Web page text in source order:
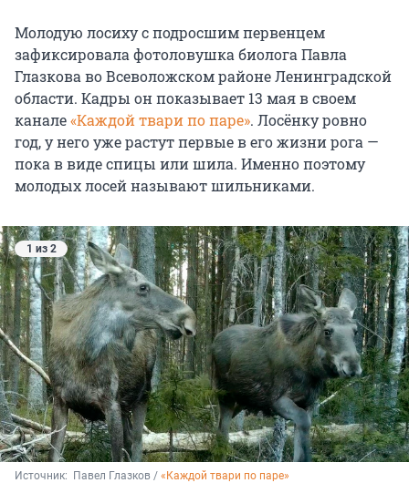
Молодую лосиху с подросшим первенцем
зафиксировала фотоловушка биолога Павла
Глазкова во Всеволожском районе Ленинградской
области. Кадры он показывает 13 маяв своем
канале«Каждой твари по паре». Лосёнку ровно
год, у него уже растут первые в его жизни рога —
пока в виде спицы или шила. Именно поэтому
молодых лосей называют шильниками.
1 из 2
Источник: Павел Глазков / «Каждой твари по паре»